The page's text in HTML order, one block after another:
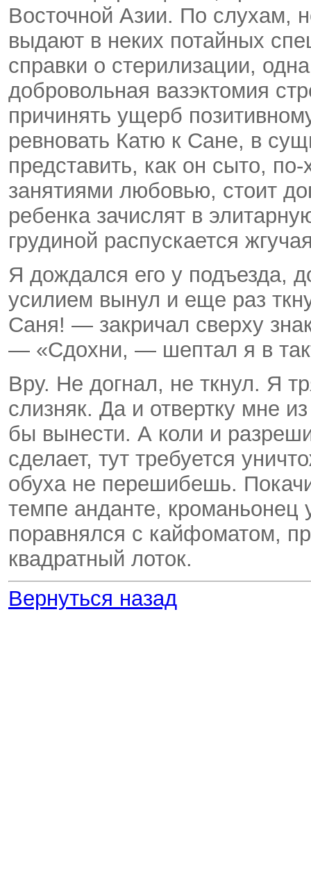
Восточной Азии. По слухам,
выдают в неких потайных
справки о стерилизации,
добровольная вазэктомия
причинять ущерб
ревновать Катю к Сане, в
представить, как он сыто, по-
занятиями любовью, стоит
ребенка зачислят в
грудиной распускается
Я дождался его у подъезда,
усилием вынул и еще раз
Саня! — закричал сверху
— «Сдохни, — шептал я в
Вру. Не догнал, не ткнул. Я
слизняк. Да и отвертку мне
бы вынести. А коли и
сделает, тут требуется
обуха не перешибешь.
темпе анданте, кроманьонец
поравнялся с кайфоматом,
квадратный лоток.
Вернуться назад